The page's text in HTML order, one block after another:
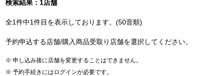
検索結果：1店舗
全1件中1件目を表示しております。(50音順)
予約申込する店舗/購入商品受取り店舗を選択してください。
申し込み後に店舗を変更することはできません。
予約手続きにはログインが必要です。